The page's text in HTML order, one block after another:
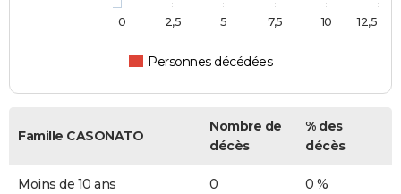
Personnes décédées
0 10
2,5 5 7,5 12,5
Famille CASONATO
Nombre de
décès
% des
décès
Moins de 10 ans 0 0 %